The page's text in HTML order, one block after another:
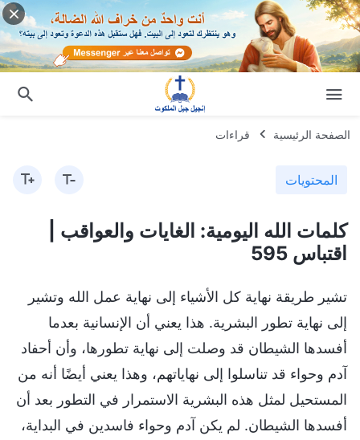
الصفحة الرئيسية قراءات
المحتويات
كلمات الله اليومية: الغايات والعواقب |
اقتباس 595
تشير طريقة نهاية كل الأشياء إلى نهاية عمل الله وتشير
إلى نهاية تطور البشرية. هذا يعني أن الإنسانية بعدما
أفسدها الشيطان قد وصلت إلى نهاية تطورها، وأن أحفاد
آدم وحواء قد تناسلوا إلى نهاياتهم، وهذا يعني أيضًا أنه من
المستحيل لمثل هذه البشرية الاستمرار في التطور بعد أن
أفسدها الشيطان. لم يكن آدم وحواء فاسدين في البداية،